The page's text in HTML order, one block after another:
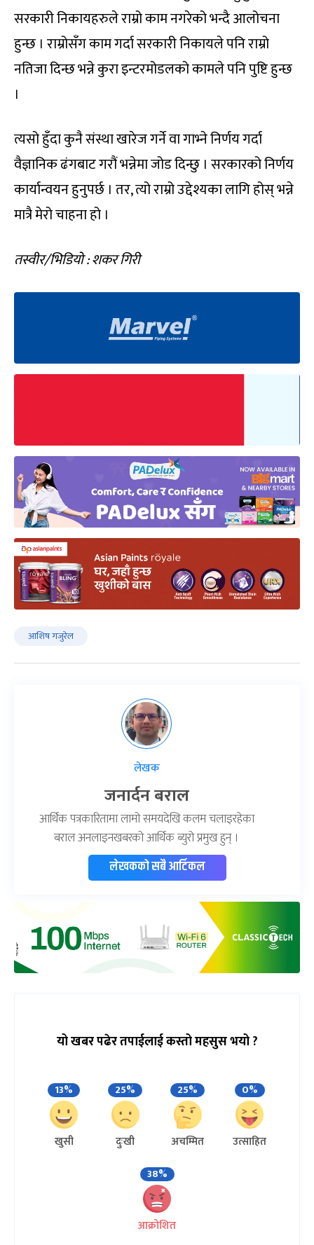
सरकारी निकायहरुले राम्रो काम नगरेको भन्दै आलोचना
हुन्छ । राम्रोसँग काम गर्दा सरकारी निकायले पनि राम्रो
नतिजा दिन्छ भन्ने कुरा इन्टरमोडलको कामले पनि पुष्टि हुन्छ
।
त्यसो हुँदा कुनै संस्था खारेज गर्ने वा गाभ्ने निर्णय गर्दा
वैज्ञानिक ढंगबाट गरौं भन्नेमा जोड दिन्छु । सरकारको निर्णय
कार्यान्वयन हुनुपर्छ । तर, त्यो राम्रो उद्देश्यका लागि होस् भन्ने
मात्रै मेरो चाहना हो ।
तस्वीर/भिडियो : श‌कर गिरी
आशिष गजुरेल
लेखक
जनार्दन बराल
आर्थिक पत्रकारितामा लामो समयदेखि कलम चलाइरहेका
बराल अनलाइनखबरको आर्थिक ब्युरो प्रमुख हुन् ।
लेखकको सबै आर्टिकल
यो खबर पढेर तपाईलाई कस्तो महसुस भयो ?
13%
खुसी
25%
दुःखी
25%
अचम्मित
0%
उत्साहित
38%
आक्रोशित